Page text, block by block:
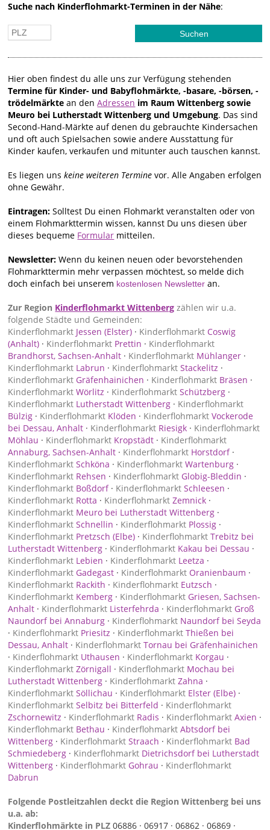
Suche nach Kinderflohmarkt-Terminen in der Nähe:
Hier oben findest du alle uns zur Verfügung stehenden
Termine für Kinder- und Babyflohmärkte, -basare, -börsen, -
trödelmärkte an denAdressen im Raum Wittenberg sowie
Meuro bei Lutherstadt Wittenberg und Umgebung. Das sind
Second-Hand-Märkte auf denen du gebrauchte Kindersachen
und oft auch Spielsachen sowie andere Ausstattung für
Kinder kaufen, verkaufen und mitunter auch tauschen kannst.
Es liegen unskeine weiteren Termine vor. Alle Angaben erfolgen
ohne Gewähr.
Eintragen:Solltest Du einen Flohmarkt veranstalten oder von
einem Flohmarkttermin wissen, kannst Du uns diesen über
dieses bequeme Formular mitteilen.
Newsletter: Wenn du keinen neuen oder bevorstehenden
Flohmarkttermin mehr verpassen möchtest, so melde dich
doch einfach bei unserem kostenlosen Newsletter an.
Zur Region Kinderflohmarkt Wittenberg zählen wir u.a.
folgende Städte und Gemeinden:
Kinderflohmarkt Jessen (Elster) · Kinderflohmarkt Coswig
(Anhalt) · Kinderflohmarkt Prettin · Kinderflohmarkt
Brandhorst, Sachsen-Anhalt · Kinderflohmarkt Mühlanger ·
Kinderflohmarkt Labrun · Kinderflohmarkt Stackelitz ·
Kinderflohmarkt Gräfenhainichen · Kinderflohmarkt Bräsen ·
Kinderflohmarkt Wörlitz · Kinderflohmarkt Schützberg ·
Kinderflohmarkt Lutherstadt Wittenberg · Kinderflohmarkt
Bülzig · Kinderflohmarkt Klöden · Kinderflohmarkt Vockerode
bei Dessau, Anhalt · Kinderflohmarkt Riesigk · Kinderflohmarkt
Möhlau · Kinderflohmarkt Kropstädt · Kinderflohmarkt
Annaburg, Sachsen-Anhalt · Kinderflohmarkt Horstdorf·
Kinderflohmarkt Schköna · Kinderflohmarkt Wartenburg ·
Kinderflohmarkt Rehsen · Kinderflohmarkt Globig-Bleddin ·
Kinderflohmarkt Boßdorf· Kinderflohmarkt Schleesen ·
Kinderflohmarkt Rotta · Kinderflohmarkt Zemnick ·
Kinderflohmarkt Meuro bei Lutherstadt Wittenberg ·
Kinderflohmarkt Schnellin · Kinderflohmarkt Plossig ·
Kinderflohmarkt Pretzsch (Elbe) · Kinderflohmarkt Trebitz bei
Lutherstadt Wittenberg · Kinderflohmarkt Kakau bei Dessau ·
Kinderflohmarkt Lebien · Kinderflohmarkt Leetza ·
Kinderflohmarkt Gadegast · Kinderflohmarkt Oranienbaum ·
Kinderflohmarkt Rackith · Kinderflohmarkt Eutzsch ·
Kinderflohmarkt Kemberg · Kinderflohmarkt Griesen, Sachsen-
Anhalt · Kinderflohmarkt Listerfehrda · Kinderflohmarkt Groß
Naundorf bei Annaburg · Kinderflohmarkt Naundorf bei Seyda
· Kinderflohmarkt Priesitz · Kinderflohmarkt Thießen bei
Dessau, Anhalt · Kinderflohmarkt Tornau bei Gräfenhainichen
· Kinderflohmarkt Uthausen · Kinderflohmarkt Korgau ·
Kinderflohmarkt Zörnigall · Kinderflohmarkt Mochau bei
Lutherstadt Wittenberg · Kinderflohmarkt Zahna ·
Kinderflohmarkt Söllichau · Kinderflohmarkt Elster (Elbe) ·
Kinderflohmarkt Selbitz bei Bitterfeld · Kinderflohmarkt
Zschornewitz · Kinderflohmarkt Radis · Kinderflohmarkt Axien ·
Kinderflohmarkt Bethau · Kinderflohmarkt Abtsdorf bei
Wittenberg · Kinderflohmarkt Straach · Kinderflohmarkt Bad
Schmiedeberg · Kinderflohmarkt Dietrichsdorf bei Lutherstadt
Wittenberg · Kinderflohmarkt Gohrau · Kinderflohmarkt
Dabrun
Folgende Postleitzahlen deckt die Region Wittenberg bei uns
u.a. ab:
Kinderflohmärkte in PLZ06886 ·06917 ·06862 ·06869 ·